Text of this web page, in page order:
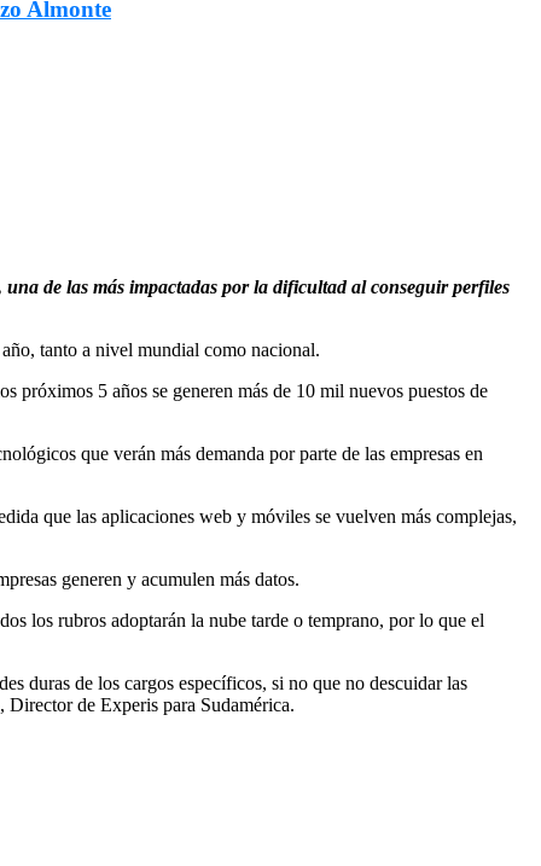
Almonte
de las más impactadas por la dificultad al conseguir perfiles
tanto a nivel mundial como nacional.
próximos 5 años se generen más de 10 mil nuevos puestos de
que verán más demanda por parte de las empresas en
que las aplicaciones web y móviles se vuelven más complejas,
generen y acumulen más datos.
los rubros adoptarán la nube tarde o temprano, por lo que el
duras de los cargos específicos, si no que no descuidar las
Director de Experis para Sudamérica.